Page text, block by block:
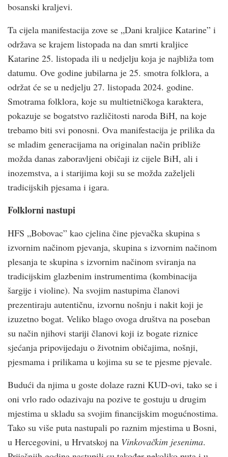
bosanski kraljevi.
Ta cijela manifestacija zove se „Dani kraljice Katarine” i
održava se krajem listopada na dan smrti kraljice
Katarine 25. listopada ili u nedjelju koja je najbliža tom
datumu. Ove godine jubilarna je 25. smotra folklora, a
održat će se u nedjelju 27. listopada 2024. godine.
Smotrama folklora, koje su multietničkoga karaktera,
pokazuje se bogatstvo različitosti naroda BiH, na koje
trebamo biti svi ponosni. Ova manifestacija je prilika da
se mladim generacijama na originalan način približe
možda danas zaboravljeni običaji iz cijele BiH, ali i
inozemstva, a i starijima koji su se možda zaželjeli
tradicijskih pjesama i igara.
Folklorni nastupi
HFS „Bobovac” kao cjelina čine pjevačka skupina s
izvornim načinom pjevanja, skupina s izvornim načinom
plesanja te skupina s izvornim načinom sviranja na
tradicijskim glazbenim instrumentima (kombinacija
šargije i violine). Na svojim nastupima članovi
prezentiraju autentičnu, izvornu nošnju i nakit koji je
izuzetno bogat. Veliko blago ovoga društva na poseban
su način njihovi stariji članovi koji iz bogate riznice
sjećanja pripovijedaju o životnim običajima, nošnji,
pjesmama i prilikama u kojima su se te pjesme pjevale.
Budući da njima u goste dolaze razni KUD-ovi, tako se i
oni vrlo rado odazivaju na pozive te gostuju u drugim
mjestima u skladu sa svojim financijskim mogućnostima.
Tako su više puta nastupali po raznim mjestima u Bosni,
u Hercegovini, u Hrvatskoj na Vinkovačkim jesenima.